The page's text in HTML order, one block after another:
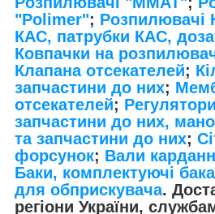
"Polimer"; Розпилювачі
КАС, патрубки КАС,
Ковпачки на
Клапана отсекателей;
запчастини до них;
отсекателей;
запчастини до них,
та запчастини до них;
форсунок; Вали
Баки, комплектуючі
для обприскувача.
регіони України,